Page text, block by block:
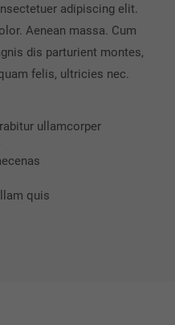
adipiscing elit.
Aenean massa. Cum
dis parturient montes,
felis, ultricies nec.
ullamcorper
quis